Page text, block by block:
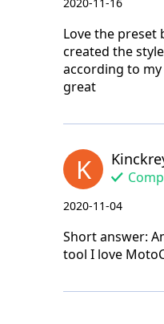
2020-11-16
Love the preset
created the
according to
great
K
2020-11-04
Short answer:
tool I love